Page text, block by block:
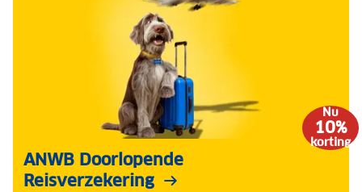
Nu
10%
korting
ANWB Doorlopende
Reisverzekering